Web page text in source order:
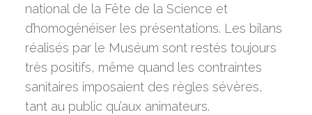
national de la Fête de la Science et
d’homogénéiser les présentations. Les bilans
réalisés par le Muséum sont restés toujours
très positifs, même quand les contraintes
sanitaires imposaient des règles sévères,
tant au public qu’aux animateurs.